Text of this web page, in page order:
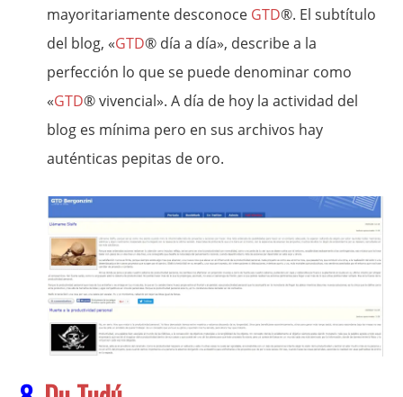
mayoritariamente desconoce GTD®. El subtítulo
del blog, «GTD® día a día», describe a la
perfección lo que se puede denominar como
«GTD® vivencial». A día de hoy la actividad del
blog es mínima pero en sus archivos hay
auténticas pepitas de oro.